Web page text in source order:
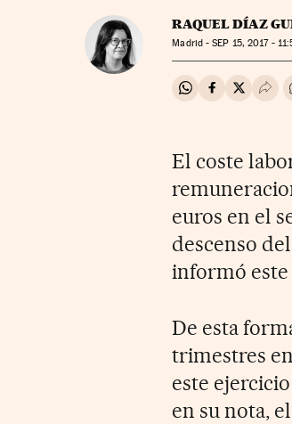
RAQUEL DÍAZ
Madrid -SEP 15, 2017 -
Compartir en
Compartir en
El coste
euros en el
descenso
informó este
De esta
trimestres
este
en su nota,